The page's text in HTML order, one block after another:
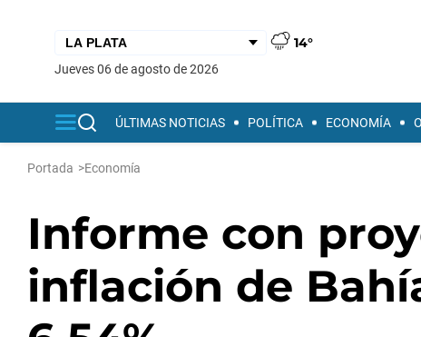
14°
jueves 06 de agosto de 2026
ÚLTIMAS NOTICIAS POLÍTICA ECONOMÍA
Portada >Economía
Informe con
inflación de